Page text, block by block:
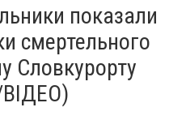
показали
смертельного
Словкурорту